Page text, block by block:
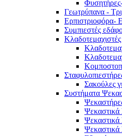
Γεωτρύπανα -
Ερπιστριοφόρα-
Συμπιεστές
Σακούλες
Συστήματα
Ψεκαστικά
Ψεκαστικά
Ψεκαστικά